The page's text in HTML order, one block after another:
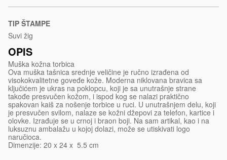
torbica-
432
TIP ŠTAMPE
Suvi žig
OPIS
Muška kožna torbica
Ova muška tašnica srednje veličine je ručno izrađena od
visokokvalitetne goveđe kože. Moderna niklovana bravica sa
ključićem je ukras na poklopcu, koji je sa unutrašnje strane
takođe presvučen kožom, i ispod kog se nalazi praktično
spakovan kaiš za nošenje torbice u ruci. U unutrašnjem delu, koji
je presvučen svilom, nalaze se kožni džepovi za telefon, kartice i
olovke. Izrađuje se u crnoj i braon boji. Na sam artikal, kao i na
luksuznu ambalažu u kojoj dolazi, može se utiskivati logo
naručioca.
Dimenzije: 20 x 24 x 5.5 cm